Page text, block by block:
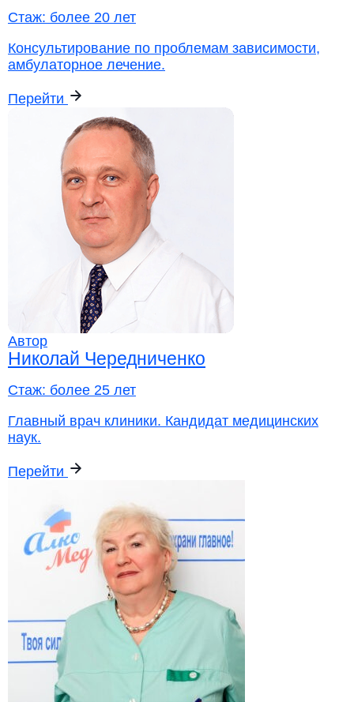
Стаж: более 20 лет
Консультирование по проблемам зависимости,
амбулаторное лечение.
Перейти
Автор
Николай Чередниченко
Стаж: более 25 лет
Главный врач клиники. Кандидат медицинских
наук.
Перейти